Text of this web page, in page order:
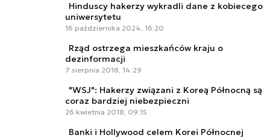
Hinduscy hakerzy wykradli dane z kobiecego
uniwersytetu
16 października 2024, 16:20
Rząd ostrzega mieszkańców kraju o
dezinformacji
7 sierpnia 2018, 14:29
"WSJ": Hakerzy związani z Koreą Północną są
coraz bardziej niebezpieczni
26 kwietnia 2018, 09:15
Banki i Hollywood celem Korei Północnej